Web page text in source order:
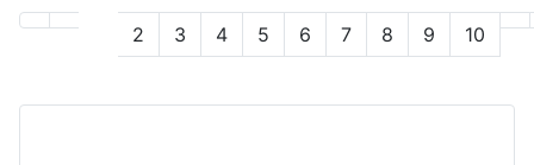
2 3 4 5 6 7 8 9 10